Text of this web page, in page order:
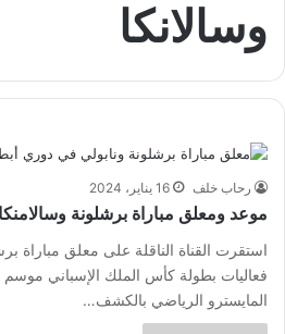
وسالانكا
رحاب خلف 16 يناير، 2024
موعد ومعلق مباراة برشلونة
استقرت القناة الناقلة على معلق مباراة
المايسترو الرياضي بالكشف…